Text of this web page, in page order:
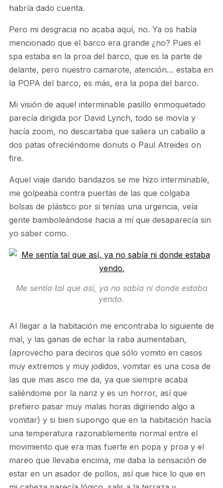
habría dado cuenta.
Pero mi desgracia no acaba aquí, no. Ya os había
mencionado que el barco era grande ¿no? Pues el
spa estaba en la proa del barco, que es la parte de
delante, pero nuestro camarote, atención… estaba en
la POPA del barco, es más, era la popa del barco.
Mi visión de aquel interminable pasillo enmoquetado
parecía dirigida por David Lynch, todo se movía y
hacía zoom, no descartaba que saliera un caballo a
dos patas ofreciéndome donuts o Paul Atreides on
fire.
Aquel viaje dando bandazos se me hizo interminable,
me golpeaba contra puertas de las que colgaba
bolsas de plástico por si tenías una urgencia, veía
gente bamboleándose hacia a mí que desaparecía sin
yo saber como.
Me sentía tal que así, ya no sabía ni donde estaba
yendo.
Al llegar a la habitación me encontraba lo siguiente de
mal, y las ganas de echar la raba aumentaban,
(aprovecho para deciros que sólo vomito en casos
muy extremos y muy jodidos, vomitar es una cosa de
las que mas asco me da, ya que siempre acaba
saliéndome por la nariz y es un horror, así que
prefiero pasar muy malas horas digiriendo algo a
vomitar) y si bien supongo que en la habitación hacía
una temperatura razonablemente normal entre el
movimiento que era mas fuerte en popa y proa y el
mareo que llevaba encima, me daba la sensación de
estar en un asador de pollos, así que hice lo que en